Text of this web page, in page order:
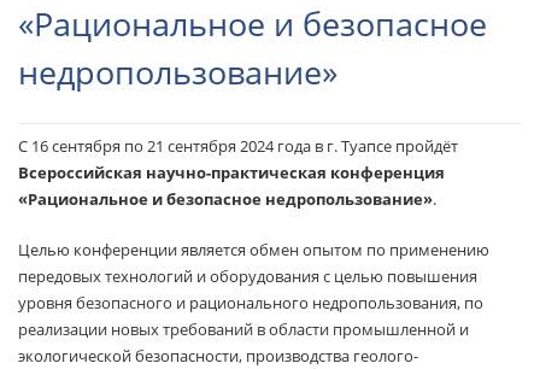
«Рациональное и безопасное
недропользование»
С 16 сентября по 21 сентября 2024 года в г. Туапсе пройдёт
Всероссийская научно-практическая конференция
«Рациональное и безопасное недропользование».
Целью конференции является обмен опытом по применению
передовых технологий и оборудования с целью повышения
уровня безопасного и рационального недропользования, по
реализации новых требований в области промышленной и
экологической безопасности, производства геолого-